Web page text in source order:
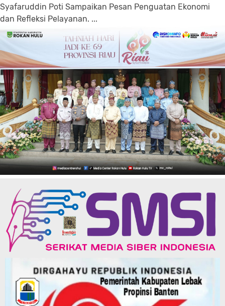
Syafaruddin Poti Sampaikan Pesan Penguatan Ekonomi
dan Refleksi Pelayanan. ...